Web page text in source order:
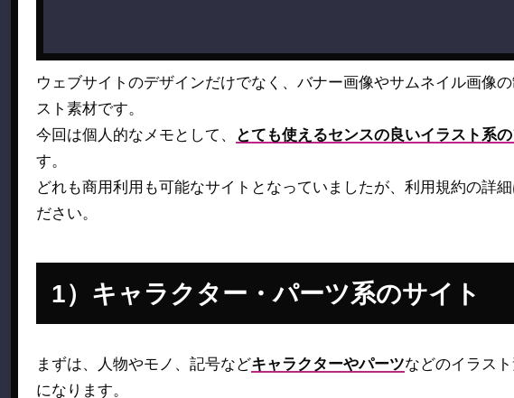
ウェブサイトのデザインだけでなく、バナー画像やサムネイル画像
スト素材です。
今回は個人的なメモとして、
とても使えるセンスの良いイラスト系
す。
どれも商用利用も可能なサイトとなっていましたが、利用規約の詳
ださい。
キャラクター・パーツ系のサイト
まずは、人物やモノ、記号などキャラクターやパーツなどのイラス
になります。